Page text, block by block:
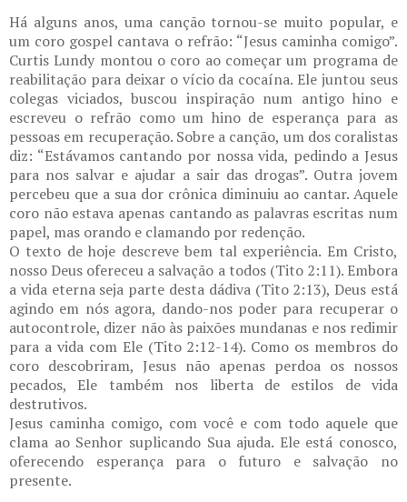
Há alguns anos, uma canção tornou-se muito popular, e
um coro gospel cantava o refrão: “Jesus caminha comigo”.
Curtis Lundy montou o coro ao começar um programa de
reabilitação para deixar o vício da cocaína. Ele juntou seus
colegas viciados, buscou inspiração num antigo hino e
escreveu o refrão como um hino de esperança para as
pessoas em recuperação. Sobre a canção, um dos coralistas
diz: “Estávamos cantando por nossa vida, pedindo a Jesus
para nos salvar e ajudar a sair das drogas”. Outra jovem
percebeu que a sua dor crônica diminuiu ao cantar. Aquele
coro não estava apenas cantando as palavras escritas num
papel, mas orando e clamando por redenção.
O texto de hoje descreve bem tal experiência. Em Cristo,
nosso Deus ofereceu a salvação a todos (Tito 2:11). Embora
a vida eterna seja parte desta dádiva (Tito 2:13), Deus está
agindo em nós agora, dando-nos poder para recuperar o
autocontrole, dizer não às paixões mundanas e nos redimir
para a vida com Ele (Tito 2:12-14). Como os membros do
coro descobriram, Jesus não apenas perdoa os nossos
pecados, Ele também nos liberta de estilos de vida
destrutivos.
Jesus caminha comigo, com você e com todo aquele que
clama ao Senhor suplicando Sua ajuda. Ele está conosco,
oferecendo esperança para o futuro e salvação no
presente.